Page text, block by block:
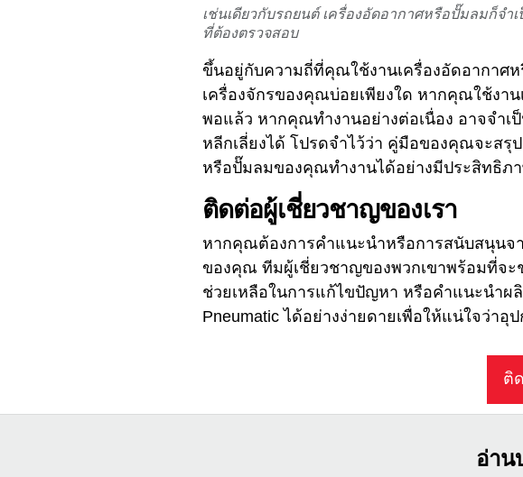
เช่นเดียวกับรถยนต์ เครื่องอัดอากาศหรือปั๊มลมก็จํา
ที่ต้องตรวจสอบ
ขึ้นอยู่กับความถี่ที่คุณใช้งานเครื่องอัดอากาศ
เครื่องจักรของคุณบ่อยเพียงใด หากคุณใช้งา
พอแล้ว หากคุณทํางานอย่างต่อเนื่อง อาจจําเ
หลีกเลี่ยงได้ โปรดจําไว้ว่า คู่มือของคุณจะสรุ
หรือปั๊มลมของคุณทํางานได้อย่างมีประสิทธิภ
ติดต่อผู้เชี่ยวชาญของเรา
หากคุณต้องการคําแนะนําหรือการสนับสนุนจ
ของคุณ ทีมผู้เชี่ยวชาญของพวกเขาพร้อมที่จ
ช่วยเหลือในการแก้ไขปัญหา หรือคําแนะนํา
Pneumatic ได้อย่างง่ายดายเพื่อให้แน่ใจว่า
ติ
อ่าน